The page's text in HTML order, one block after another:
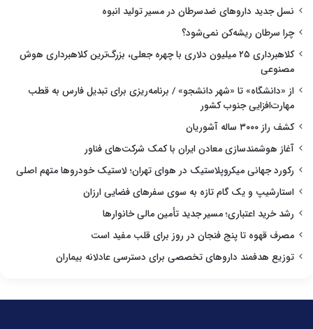
نسل جدید داروهای ضدسرطان در مسیر تولید انبوه
چرا سرطان ریشه‌کن نمی‌شود؟
کلاهبرداری ۲۵ میلیون دلاری با چهره جعلی، بزرگ‌ترین کلاهبرداری هوش
مصنوعی
از «دانشگاه» تا «شهر دانشجو» / برنامه‌ریزی برای تبدیل فارس به قطب
مهارت‌افزایی جنوب کشور
کشف راز ۳۰۰۰ ساله آشوریان
آغاز هوشمندسازی معادن ایران با کمک شرکت‌های فناور
رکورد جهانی میکروپلاستیک در هوای تهران؛ لاستیک خودروها متهم اصلی
استارشیپ و یک گام تازه به سوی سفرهای فضایی ارزان
رشد خرید اعتباری؛ مسیر جدید تأمین مالی خانوارها
مصرف قهوه تا پنج فنجان در روز برای قلب مفید است
توزیع هدفمند داروهای تخصصی برای دسترسی عادلانه بیماران